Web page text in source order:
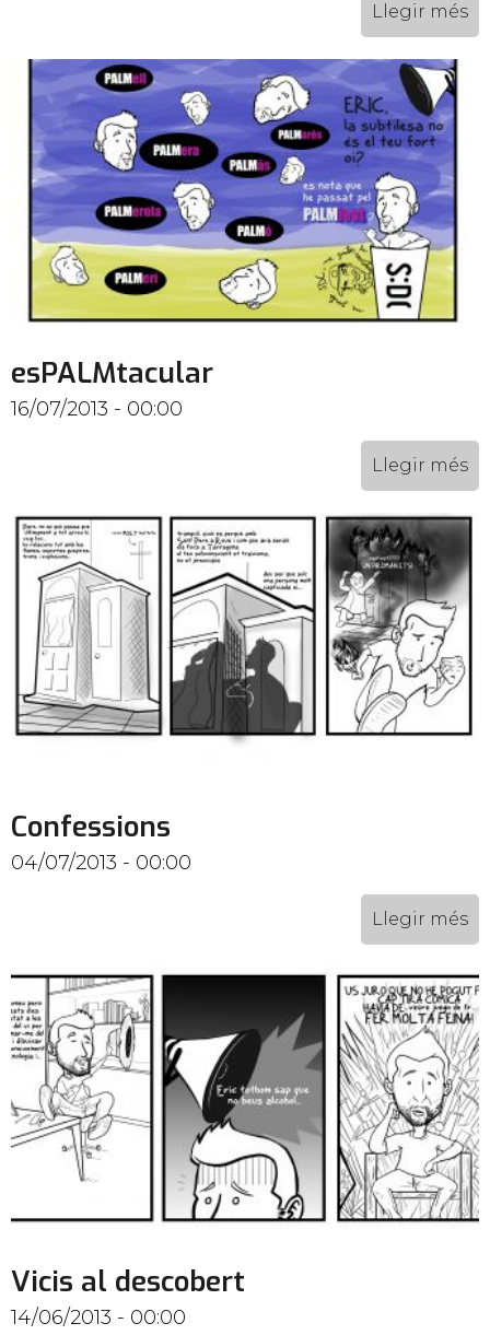
Llegir més
esPALMtacular
16/07/2013 - 00:00
Llegir més
Confessions
04/07/2013 - 00:00
Llegir més
Vicis al descobert
14/06/2013 - 00:00